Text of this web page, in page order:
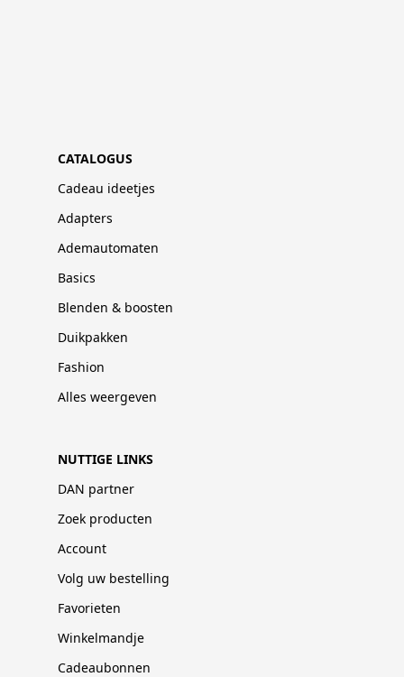
CATALOGUS
Cadeau ideetjes
Adapters
Ademautomaten
Basics
Blenden & boosten
Duikpakken
Fashion
Alles weergeven
NUTTIGE LINKS
DAN partner
Zoek producten
Account
Volg uw bestelling
Favorieten
Winkelmandje
Cadeaubonnen